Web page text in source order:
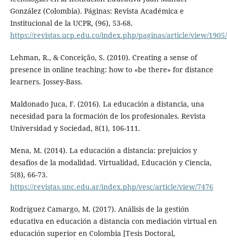
González (Colombia). Páginas: Revista Académica e
Institucional de la UCPR, (96), 53-68.
https://revistas.ucp.edu.co/index.php/paginas/article/view/
Lehman, R., & Conceição, S. (2010). Creating a sense of
presence in online teaching: how to «be there» for distance
learners. Jossey-Bass.
Maldonado Juca, F. (2016). La educación a distancia, una
necesidad para la formación de los profesionales. Revista
Universidad y Sociedad, 8(1), 106-111.
Mena, M. (2014). La educación a distancia: prejuicios y
desafíos de la modalidad. Virtualidad, Educación y Ciencia,
5(8), 66-73.
https://revistas.unc.edu.ar/index.php/vesc/article/view/7476
Rodríguez Camargo, M. (2017). Análisis de la gestión
educativa en educación a distancia con mediación virtual en
educación superior en Colombia [Tesis Doctoral,